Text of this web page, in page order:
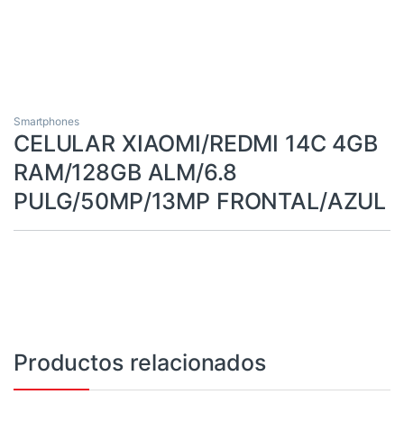
Smartphones
CELULAR XIAOMI/REDMI 14C 4GB
RAM/128GB ALM/6.8
PULG/50MP/13MP FRONTAL/AZUL
Productos relacionados